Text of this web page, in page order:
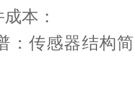
本：
传感器结构简